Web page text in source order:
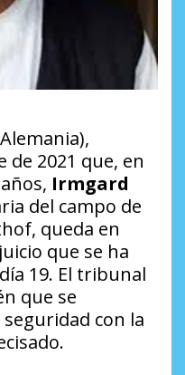
de 2021 que, en
Irmgard
del campo de
queda en
que se ha
19. El tribunal
que se
con la